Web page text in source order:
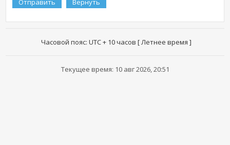
Часовой пояс: UTC + 10 часов [ Летнее время ]
Текущее время: 10 авг 2026, 20:51